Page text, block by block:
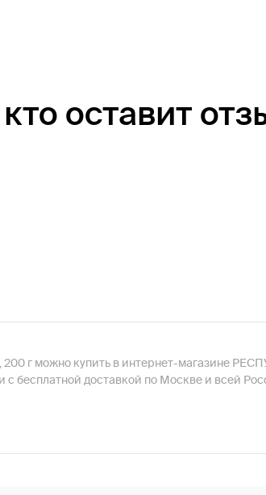
кто оставит
г можно купить в интернет-магазине
с бесплатной доставкой по Москве и всей